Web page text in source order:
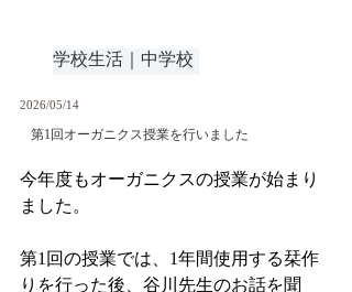
学校生活｜中学校
2026/05/14
第1回オーガニクス授業を行いました
今年度もオーガニクスの授業が始まり
ました。
第1回の授業では、1年間使用する栞作
りを行った後、谷川先生のお話を聞